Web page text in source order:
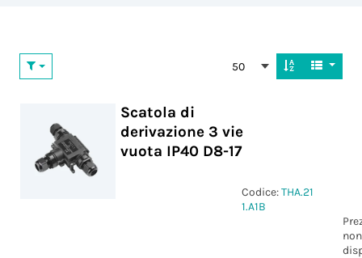
50
Scatola di
derivazione 3 vie
vuota IP40 D8-17
Codice:THA.21
1.A1B
non